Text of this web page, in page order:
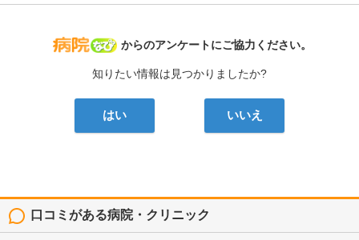
病院なび
からのアンケートにご協力ください。
知りたい情報は見つかりましたか?
はい いいえ
口コミがある病院・クリニック